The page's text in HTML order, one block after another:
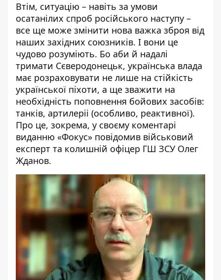
Втім, ситуацію – навіть за умови
осатанілих спроб російського наступу –
все ще може змінити нова важка зброя від
наших західних союзників. І вони це
чудово розуміють. Бо аби й надалі
тримати Сєверодонецьк, українська влада
має розраховувати не лише на стійкість
української піхоти, а ще зважити на
необхідність поповнення бойових засобів:
танків, артилеріі (особливо, реактивної).
Про це, зокрема, у своєму коментарі
виданню «Фокус» повідомив військовий
експерт та колишній офіцер ГШ ЗСУ Олег
Жданов.